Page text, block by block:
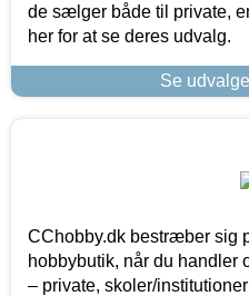
de sælger både til private,
her for at se deres udvalg.
Se
CChobby.dk bestræber sig
hobbybutik, når du handler
– private, skoler/